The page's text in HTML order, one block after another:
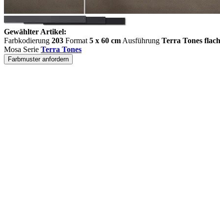
Gewählter Artikel:
Farbkodierung 203 Format 5 x 60 cm Ausführung Terra Tones flach
Mosa Serie Terra Tones
Farbmuster anfordern